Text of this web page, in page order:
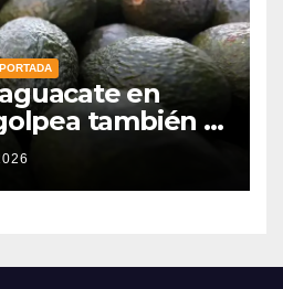
PORTADA
en
también a
Guanajuato